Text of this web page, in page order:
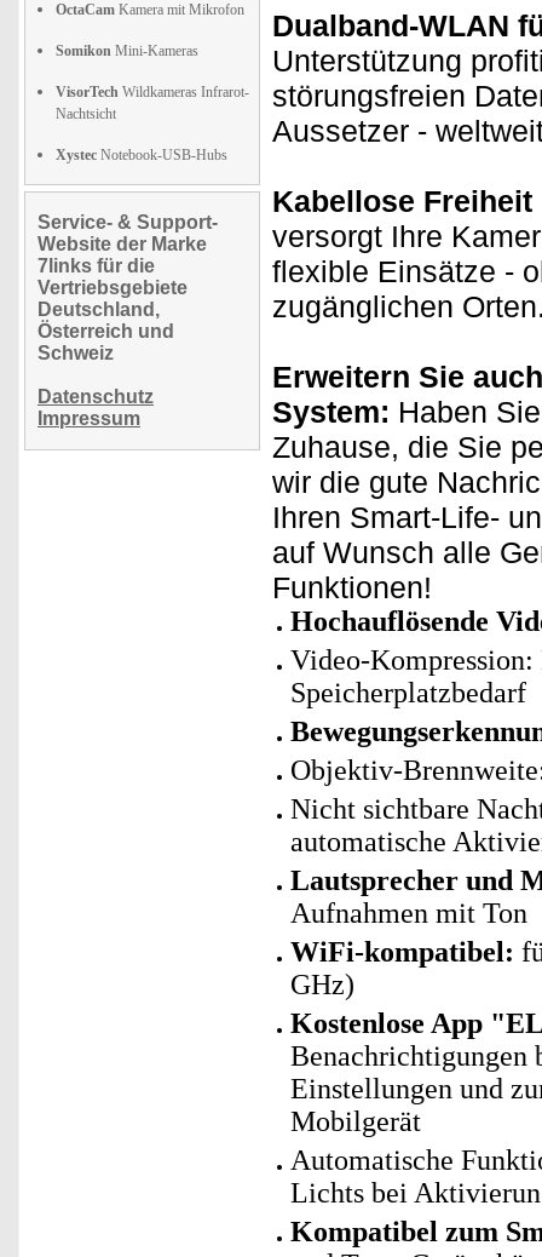
OctaCam Kamera mit Mikrofon
Somikon Mini-Kameras
VisorTech Wildkameras Infrarot-
Nachtsicht
Xystec Notebook-USB-Hubs
Service- & Support-
Website der Marke
7links für die
Vertriebsgebiete
Deutschland,
Österreich und
Schweiz
Datenschutz
Impressum
Dualband-WLAN
Unterstützung
störungsfreien
Aussetzer -
Kabellose
versorgt Ihre
flexible Einsätze -
zugänglichen
Erweitern Sie
System: Haben
Zuhause, die Sie
wir die gute
Ihren Smart-Life-
auf Wunsch alle
Funktionen!
Hochauflösende
Video-
Speicherplatzbedarf
Objektiv-
Nicht sichtbare
automatische
Lautsprecher und
Aufnahmen mit Ton
WiFi-kompatibel:
GHz)
Kostenlose App
Benachrichtigungen
Einstellungen und
Mobilgerät
Automatische
Lichts bei
Kompatibel zum